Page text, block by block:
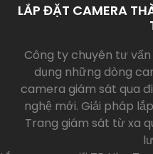
LẮP ĐẶT CAMERA
Công ty chuyên tư
dụng những dòng
camera giám sát qua
nghệ mới. Giải pháp
Trang giám sát từ xa